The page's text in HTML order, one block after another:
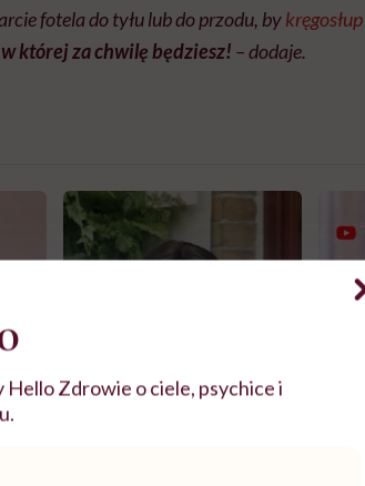
fotela do tyłu lub do przodu, bykręgosłup
której za chwilę będziesz! – dodaje.
Zdrowie o ciele, psychice i